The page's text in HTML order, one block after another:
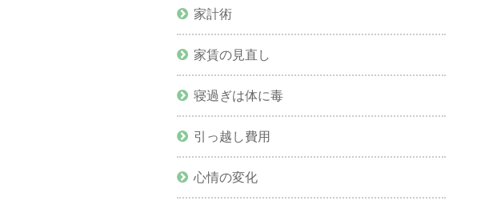
家計術
家賃の見直し
寝過ぎは体に毒
引っ越し費用
心情の変化